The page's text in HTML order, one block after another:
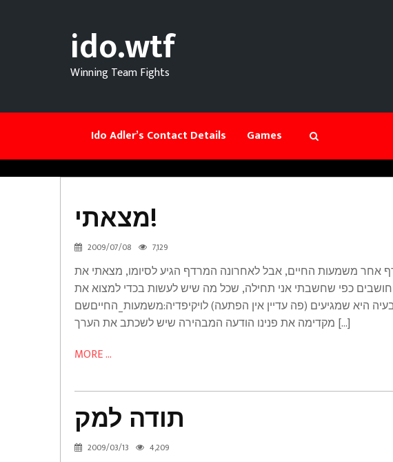
ido.wtf
Winning Team Fights
Ido Adler’s Contact Details Games
מצאתי!
2009/07/08 7,129
Articles
מצאתי!
אחר משמעות החיים, אבל לאחרונה המרדף הגיע לסיומו, מצאתי את
כפי שחשבתי אני תחילה, שכל מה שיש לעשות בכדי למצוא את
היא שמגיעים (פה עדיין אין הפתעה) לויקיפדיה:משמעות_החייםשם
מקדימה את פנינו הודעה המבהירה שיש לשכתב את הערך […]
MORE ...
תודה למק
2009/03/13 4,209
תודה
למק